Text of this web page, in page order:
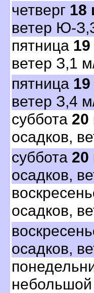
четвер 18
етер Ю-
пятница
етер З,1
пятница
етер З,4
суббота 20
осадков,
суббота
осадков,
осадков,
осадков,